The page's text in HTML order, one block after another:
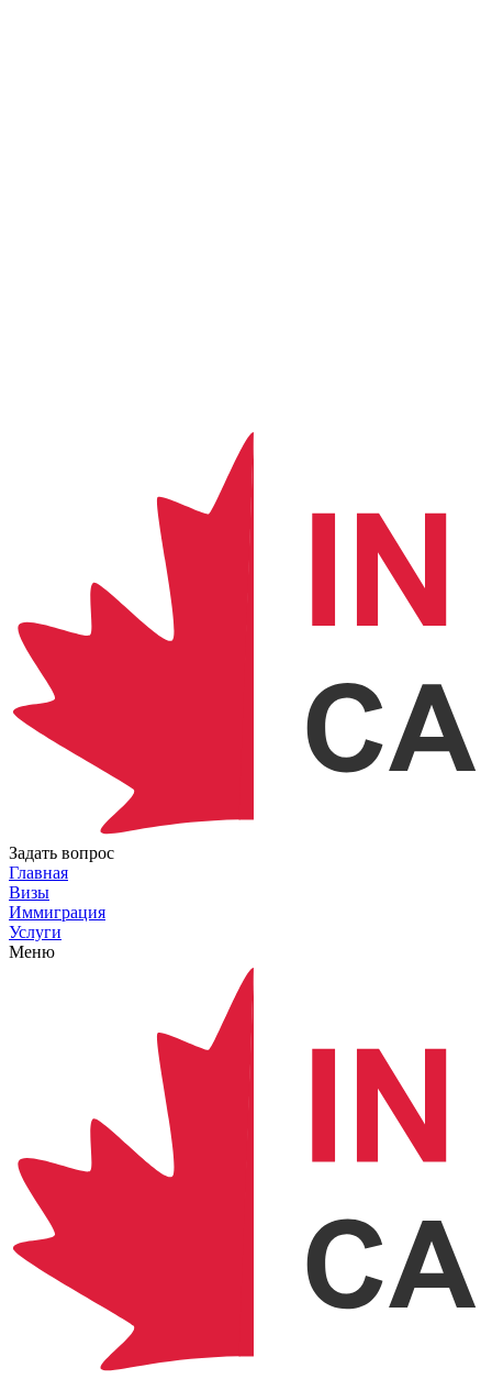
Задать вопрос
Главная
Визы
Иммиграция
Услуги
Меню